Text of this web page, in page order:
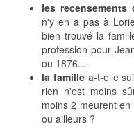
les recensements
n'y en a pas à
bien trouvé la
profession pour
ou 1876...
la famillea-t-elle
rien n'est moins
moins 2 meurent
ou ailleurs ?